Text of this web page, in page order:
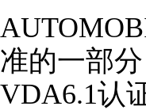
准的一部
VDA6.1认